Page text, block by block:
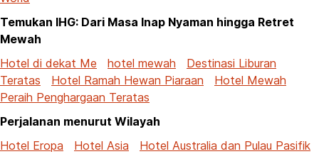
Temukan IHG: Dari Masa Inap Nyaman hingga Retret
Mewah
Hotel di dekat Me
hotel mewah
Destinasi Liburan
Teratas
Hotel Ramah Hewan Piaraan
Hotel Mewah
Peraih Penghargaan Teratas
Perjalanan menurut Wilayah
Hotel Eropa
Hotel Asia
Hotel Australia dan Pulau Pasifik